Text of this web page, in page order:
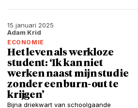
15 januari 2025
Adam Krid
ECONOMIE
Het leven als werkloze
student: ‘Ik kan niet
werken naast mijn studie
zonder een burn-out te
krijgen’
Bijna driekwart van schoolgaande